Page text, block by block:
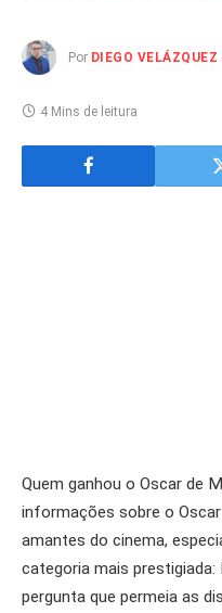
Por DIEGO VELÁZQUEZ
4 Mins de leitura
Quem ganhou o Oscar de
informações sobre o
amantes do cinema,
categoria mais
pergunta que permeia as